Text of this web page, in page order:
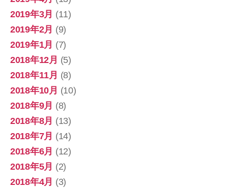
2019年3月 (11)
2019年2月 (9)
2019年1月 (7)
2018年12月 (5)
2018年11月 (8)
2018年10月 (10)
2018年9月 (8)
2018年8月 (13)
2018年7月 (14)
2018年6月 (12)
2018年5月 (2)
2018年4月 (3)